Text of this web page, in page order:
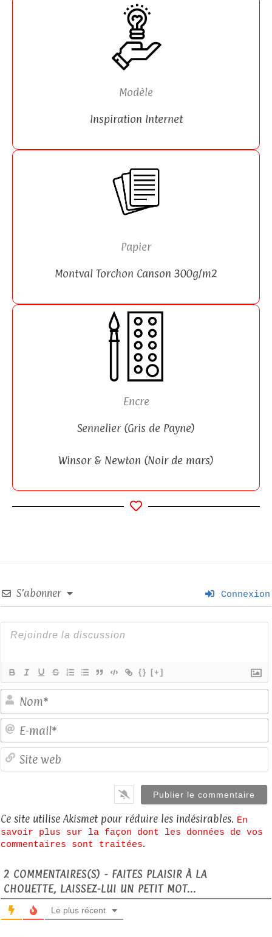
Modèle
Inspiration Internet
Papier
Montval Torchon Canson 300g/m2
Encre
Sennelier (Gris de Payne)
Winsor & Newton (Noir de mars)
S’abonner Connexion
{} [+]
Ce site utilise Akismet pour réduire les indésirables. En
savoir plus sur la façon dont les données de vos
commentaires sont traitées.
2 COMMENTAIRES(S) - FAITES PLAISIR À LA
CHOUETTE, LAISSEZ-LUI UN PETIT MOT...
Le plus récent